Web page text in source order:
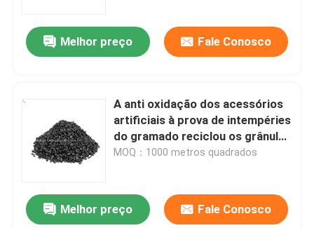
Produtos
Sobre nós
Melhor preço Fale Conosco
A anti oxidação dos acessórios
artificiais à prova de intempéries
do gramado reciclou os grânulo
de borracha
MOQ：1000 metros quadrados
Melhor preço Fale Conosco